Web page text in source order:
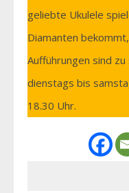
geliebte Ukulele
Diamanten
Aufführungen sind
dienstags bis
18.30 Uhr.